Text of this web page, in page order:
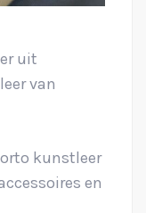
uit
van
kunstleer
en